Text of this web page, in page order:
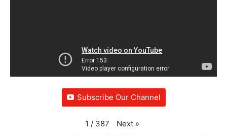
Subscribe Our Channel
1 / 387 Next »